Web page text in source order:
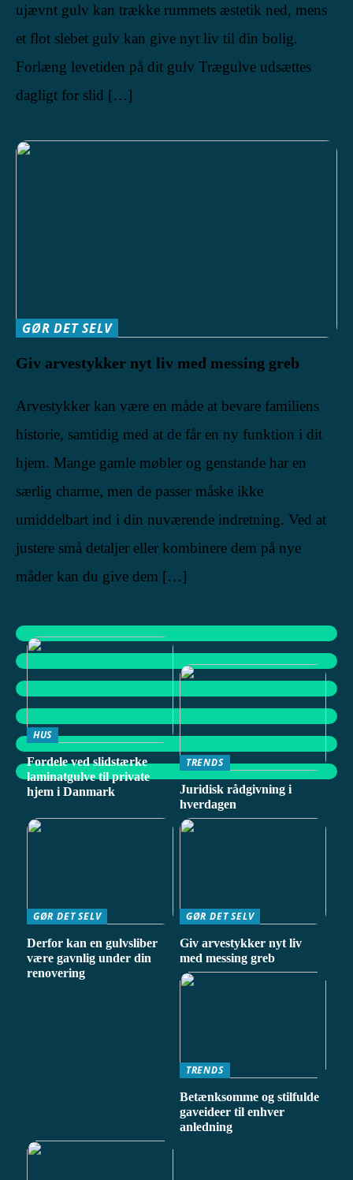
ujævnt gulv kan trække rummets æstetik ned, mens
et flot slebet gulv kan give nyt liv til din bolig.
Forlæng levetiden på dit gulv Trægulve udsættes
dagligt for slid […]
GØR DET SELV
Giv arvestykker nyt liv med messing greb
Arvestykker kan være en måde at bevare familiens
historie, samtidig med at de får en ny funktion i dit
hjem. Mange gamle møbler og genstande har en
særlig charme, men de passer måske ikke
umiddelbart ind i din nuværende indretning. Ved at
justere små detaljer eller kombinere dem på nye
måder kan du give dem […]
HUS
Fordele ved slidstærke
laminatgulve til private
hjem i Danmark
TRENDS
Juridisk rådgivning i
hverdagen
GØR DET SELV
Derfor kan en gulvsliber
være gavnlig under din
renovering
GØR DET SELV
Giv arvestykker nyt liv
med messing greb
TRENDS
Betænksomme og stilfulde
gaveideer til enhver
anledning